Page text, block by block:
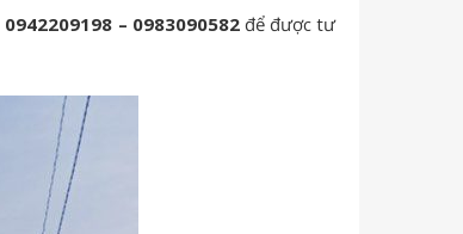
0942209198 – 0983090582để được tư